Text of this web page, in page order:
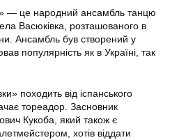
— це народний ансамбль танцю
Васюківка, розташованого в
Ансамбль був створений у
популярність як в Україні, так
походить від іспанського
тореадор. Засновник
Кукоба, який також є
хотів віддати